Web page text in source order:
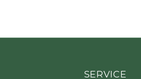
SERVICE